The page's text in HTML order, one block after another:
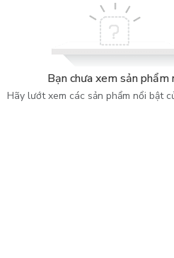
Bạn chưa xem sản phẩm
Hãy lướt xem các sản phẩm nổi bật